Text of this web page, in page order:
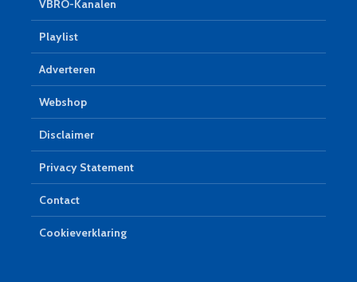
VBRO-Kanalen
Playlist
Adverteren
Webshop
Disclaimer
Privacy Statement
Contact
Cookieverklaring